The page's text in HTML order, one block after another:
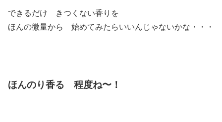
できるだけ きつくない香りを
ほんの微量から 始めてみたらいいんじゃないかな・・・
ほんのり香る 程度ね〜！